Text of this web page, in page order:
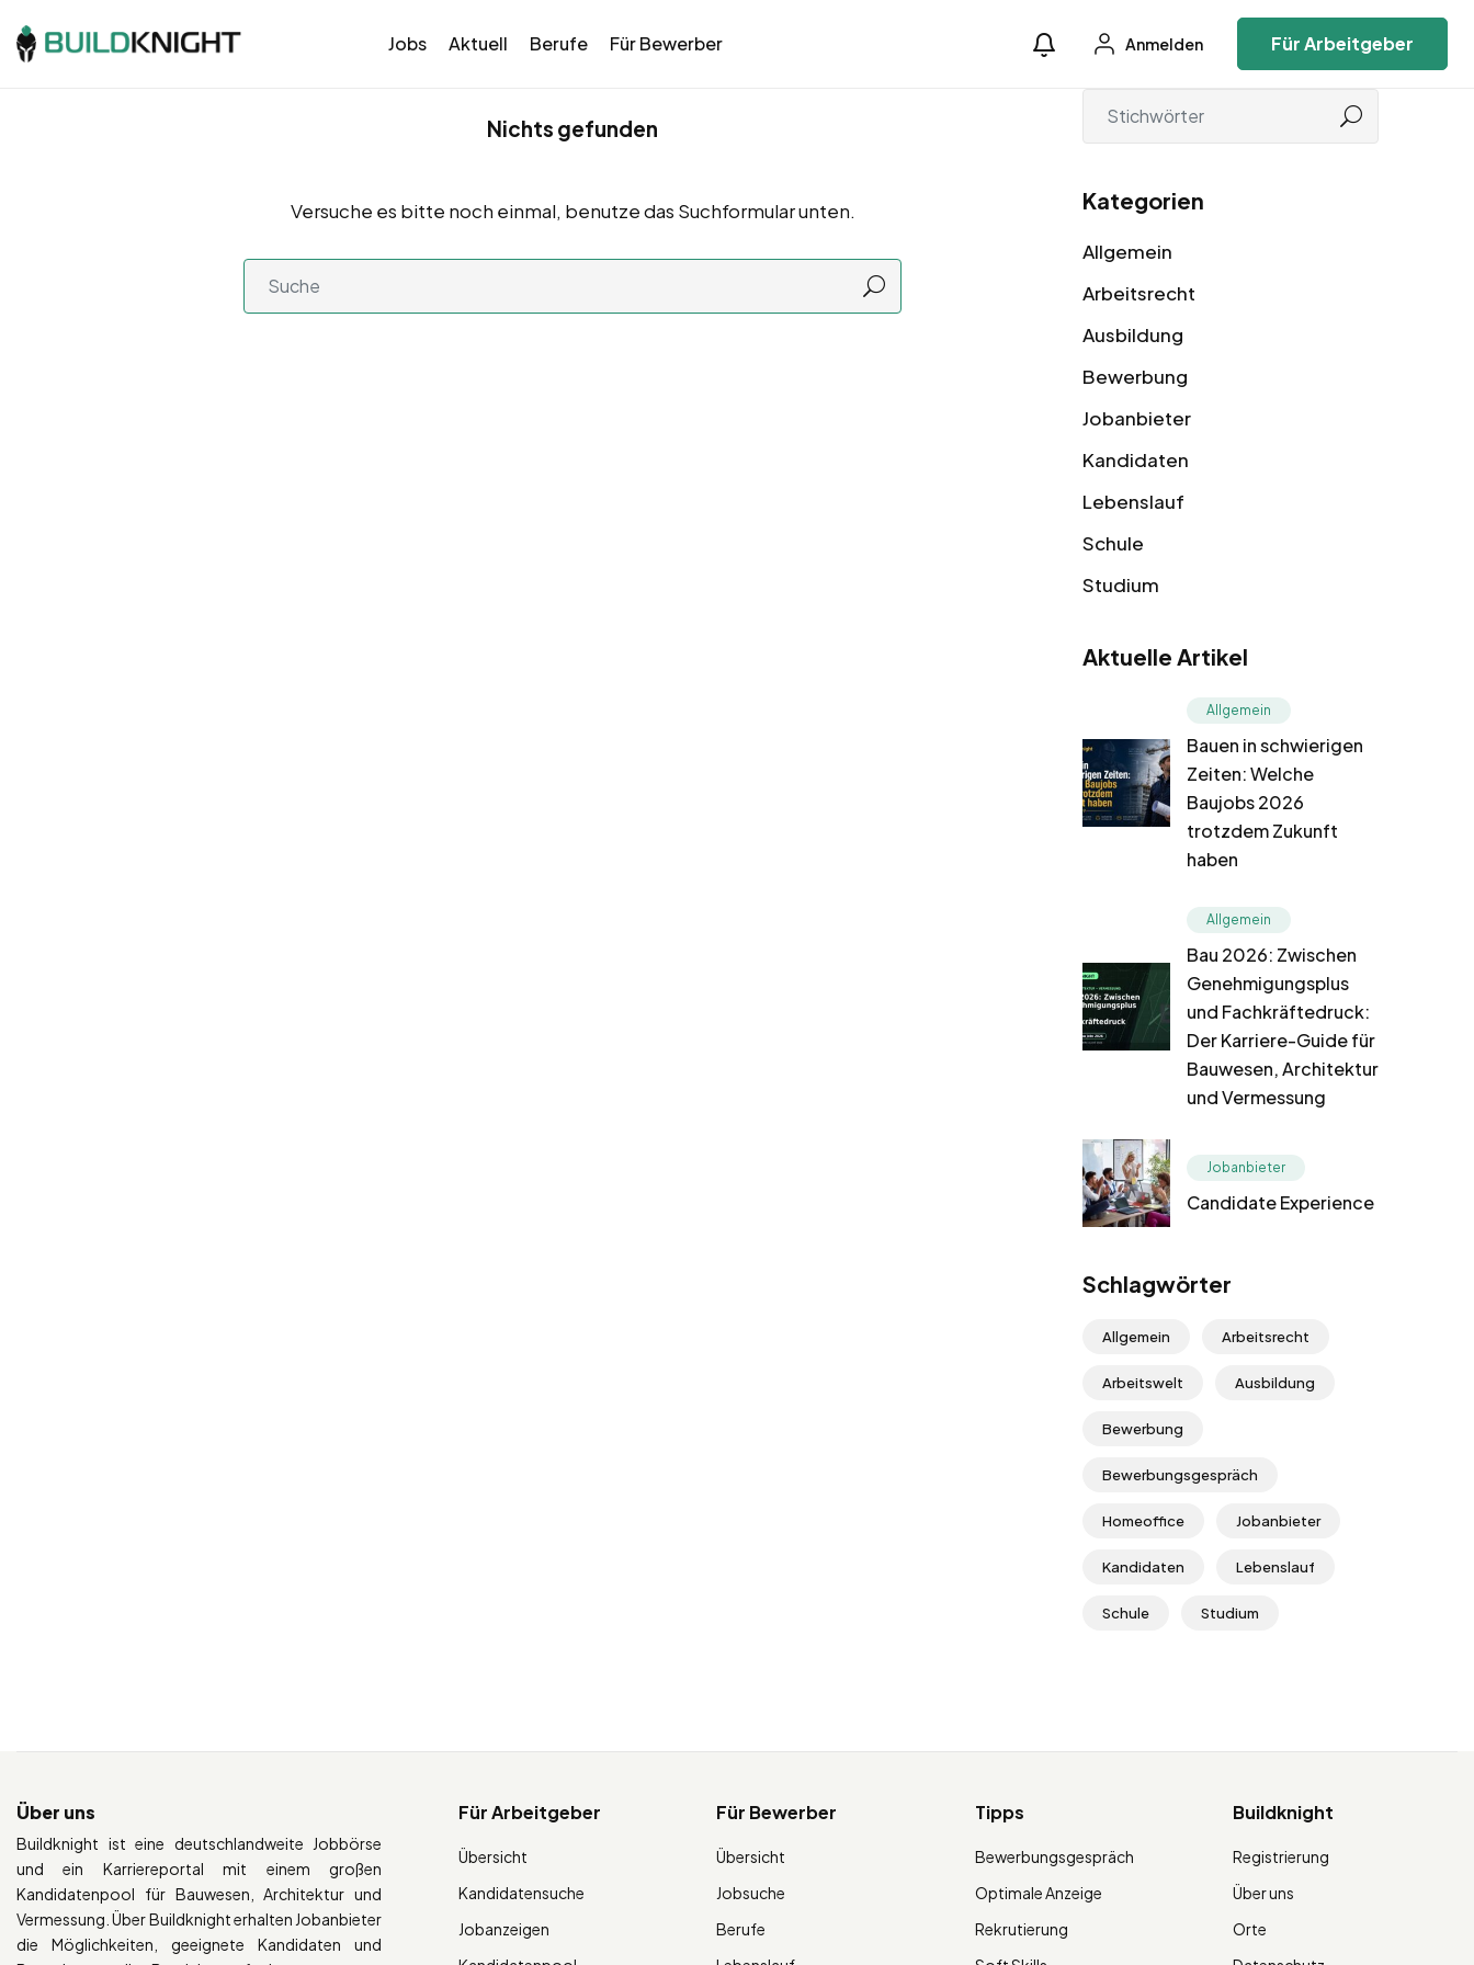
Jobs Aktuell Berufe Für Bewerber Anmelden Für Arbeitgeber
Nichts gefunden
Versuche es bitte noch einmal, benutze das Suchformular unten. Kategorien
Allgemein
Arbeitsrecht
Ausbildung
Bewerbung
Jobanbieter
Kandidaten
Lebenslauf
Schule
Studium
Aktuelle Artikel
Allgemein
Bauen in schwierigen
Zeiten: Welche
Baujobs 2026
trotzdem Zukunft
haben
Allgemein
Bau 2026: Zwischen
Genehmigungsplus
und Fachkräftedruck:
Der Karriere-Guide für
Bauwesen, Architektur
und Vermessung
Jobanbieter
Candidate Experience
Schlagwörter
Allgemein Arbeitsrecht
Arbeitswelt Ausbildung
Bewerbung
Bewerbungsgespräch
Homeoffice Jobanbieter
Kandidaten Lebenslauf
Schule Studium
Über uns
Buildknight ist eine deutschlandweite Jobbörse
und ein Karriereportal mit einem großen
Kandidatenpool für Bauwesen, Architektur und
Vermessung. Über Buildknight erhalten Jobanbieter
die Möglichkeiten, geeignete Kandidaten und
Für Arbeitgeber
Übersicht
Kandidatensuche
Jobanzeigen
Für Bewerber
Übersicht
Jobsuche
Berufe
Tipps
Bewerbungsgespräch
Optimale Anzeige
Rekrutierung
Buildknight
Registrierung
Über uns
Orte